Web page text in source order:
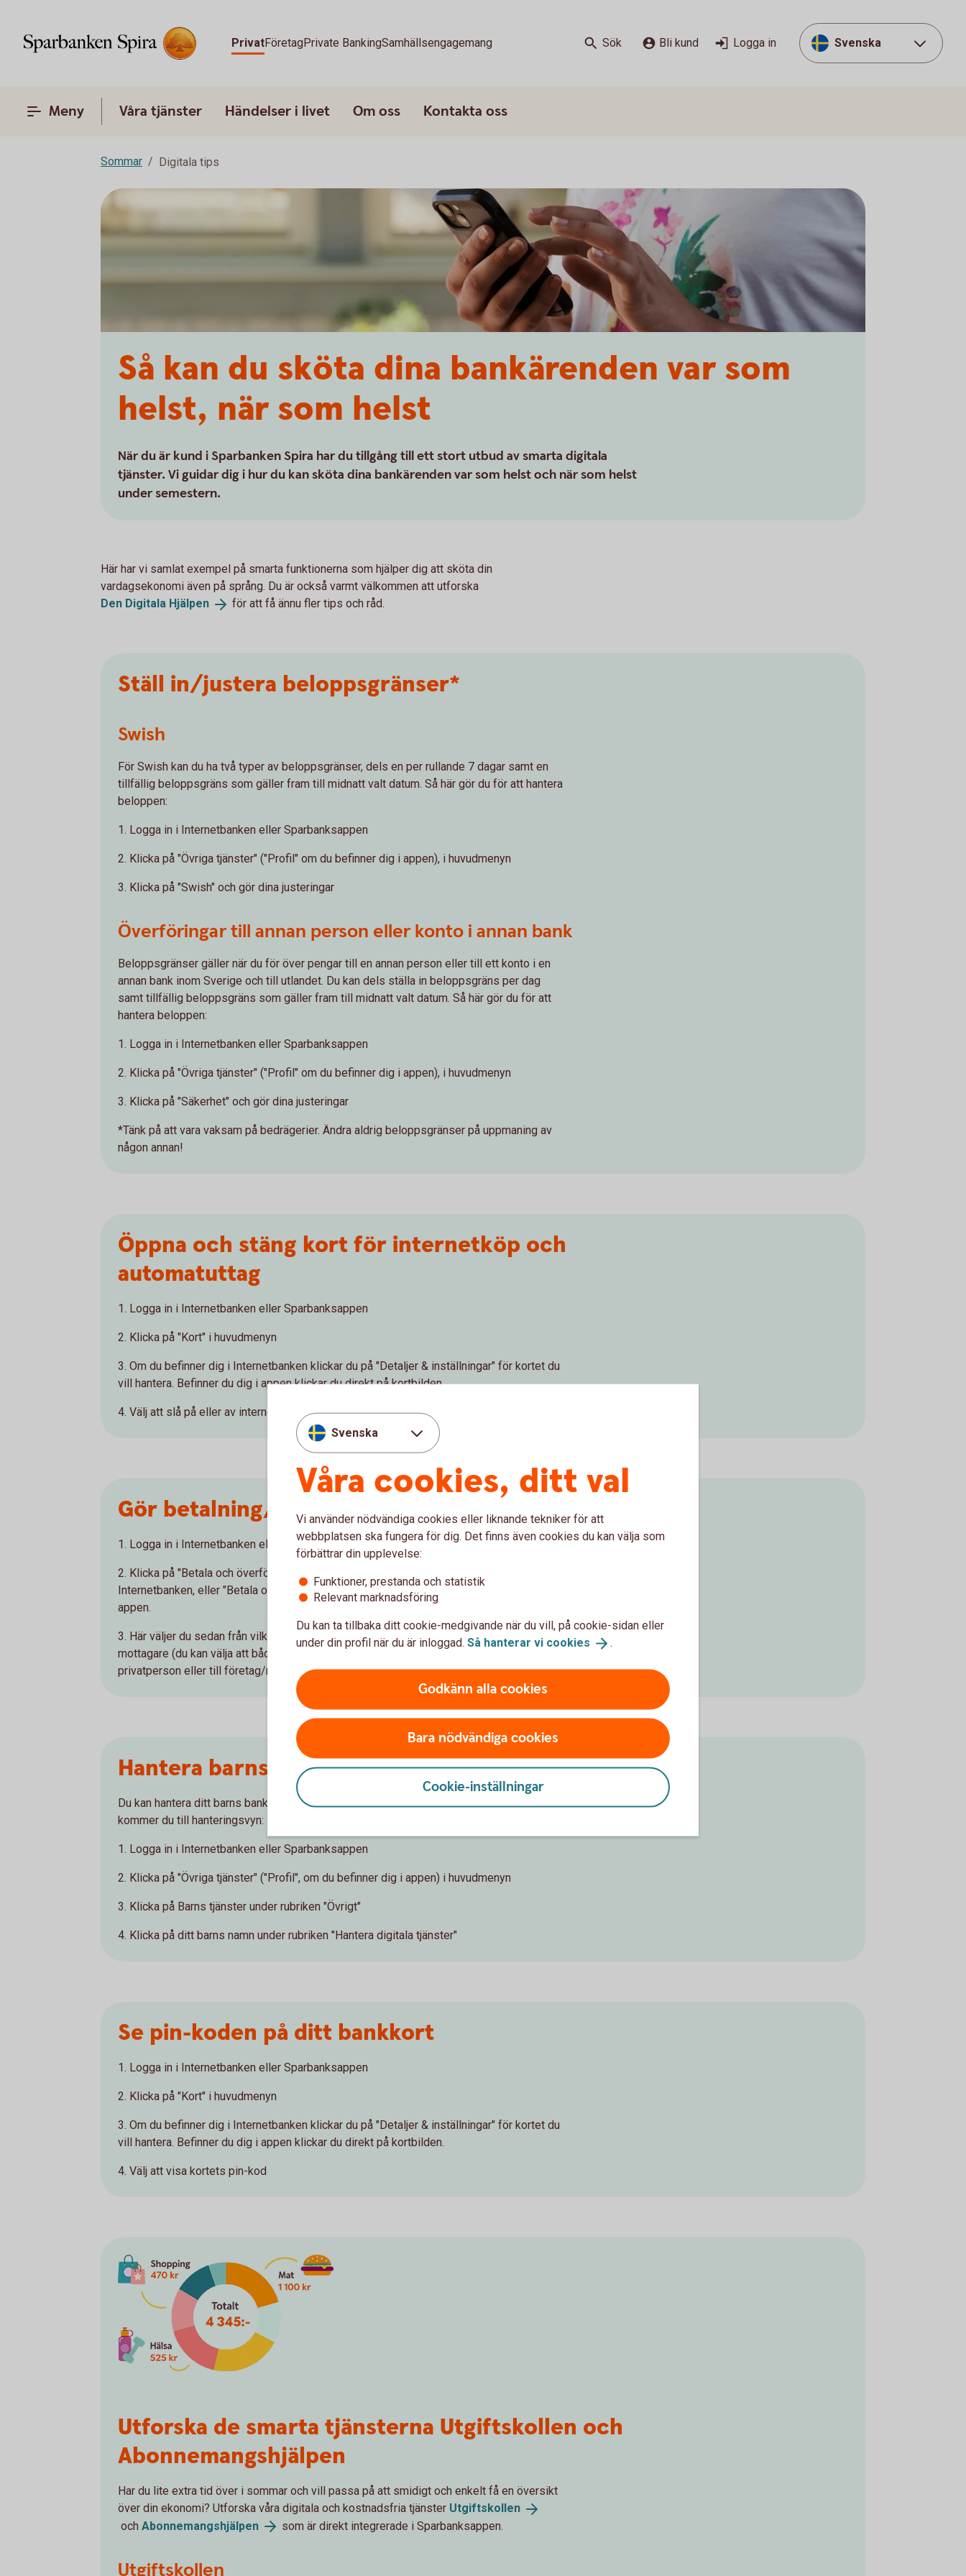
PrivatFöretagPrivate BankingSamhällsengagemang Sök Bli kund Logga in Svenska
Meny Våra tjänster Händelser i livet Om oss Kontakta oss
Sommar Digitala tips
Så kan du sköta dina bankärenden var som
helst, när som helst
När du är kund i Sparbanken Spira har du tillgång till ett stort utbud av smarta digitala
tjänster. Vi guidar dig i hur du kan sköta dina bankärenden var som helst och när som helst
under semestern.
Här har vi samlat exempel på smarta funktionerna som hjälper dig att sköta din
vardagsekonomi även på språng. Du är också varmt välkommen att utforska
Den Digitala Hjälpen för att få ännu fler tips och råd.
Ställ in/justera beloppsgränser*
Swish
För Swish kan du ha två typer av beloppsgränser, dels en per rullande 7 dagar samt en
tillfällig beloppsgräns som gäller fram till midnatt valt datum. Så här gör du för att hantera
beloppen:
1. Logga in i Internetbanken eller Sparbanksappen
2. Klicka på "Övriga tjänster" ("Profil" om du befinner dig i appen), i huvudmenyn
3. Klicka på "Swish" och gör dina justeringar
Överföringar till annan person eller konto i annan bank
Beloppsgränser gäller när du för över pengar till en annan person eller till ett konto i en
annan bank inom Sverige och till utlandet. Du kan dels ställa in beloppsgräns per dag
samt tillfällig beloppsgräns som gäller fram till midnatt valt datum. Så här gör du för att
hantera beloppen:
1. Logga in i Internetbanken eller Sparbanksappen
2. Klicka på "Övriga tjänster" ("Profil" om du befinner dig i appen), i huvudmenyn
3. Klicka på "Säkerhet" och gör dina justeringar
*Tänk på att vara vaksam på bedrägerier. Ändra aldrig beloppsgränser på uppmaning av
någon annan!
Öppna och stäng kort för internetköp och
automatuttag
1. Logga in i Internetbanken eller Sparbanksappen
2. Klicka på "Kort" i huvudmenyn
3. Om du befinner dig i Internetbanken klickar du på "Detaljer & inställningar" för kortet du
vill hantera. Befinner du dig i appen klickar du direkt på kortbilden.
4. Välj att slå på eller av internetköp och automatuttag
Gör betalning/överföring
1. Logga in i Internetbanken eller Sparbanksappen.
2. Klicka på "Betala och överföra > Ny betalning/överföring" om du befinner dig i
Internetbanken, eller "Betala och överföra > Betala och överför" om du befinner dig i
appen.
3. Här väljer du sedan från vilket av dina konton överföringen ska ske samt till vilken
mottagare (du kan välja att både göra överföringar till dina egna konton i banken, till annan
privatperson eller till företag/myndigheter/Plusgiro/Bankgiro.
Hantera barns tjänster
Du kan hantera ditt barns banktjänster i din egen Internetbank eller Sparbanksapp. Så här
kommer du till hanteringsvyn:
1. Logga in i Internetbanken eller Sparbanksappen
2. Klicka på "Övriga tjänster" ("Profil", om du befinner dig i appen) i huvudmenyn
3. Klicka på Barns tjänster under rubriken "Övrigt"
4. Klicka på ditt barns namn under rubriken "Hantera digitala tjänster"
Se pin-koden på ditt bankkort
1. Logga in i Internetbanken eller Sparbanksappen
2. Klicka på "Kort" i huvudmenyn
3. Om du befinner dig i Internetbanken klickar du på "Detaljer & inställningar" för kortet du
vill hantera. Befinner du dig i appen klickar du direkt på kortbilden.
4. Välj att visa kortets pin-kod
Utforska de smarta tjänsterna Utgiftskollen och
Abonnemangshjälpen
Har du lite extra tid över i sommar och vill passa på att smidigt och enkelt få en översikt
över din ekonomi? Utforska våra digitala och kostnadsfria tjänster Utgiftskollen
och Abonnemangshjälpen som är direkt integrerade i Sparbanksappen.
Utgiftskollen
Svenska
Våra cookies, ditt val
Vi använder nödvändiga cookies eller liknande tekniker för att
webbplatsen ska fungera för dig. Det finns även cookies du kan välja som
förbättrar din upplevelse:
Funktioner, prestanda och statistik
Relevant marknadsföring
Du kan ta tillbaka ditt cookie-medgivande när du vill, på cookie-sidan eller
under din profil när du är inloggad. Så hanterar vi cookies .
Godkänn alla cookies
Bara nödvändiga cookies
Cookie-inställningar